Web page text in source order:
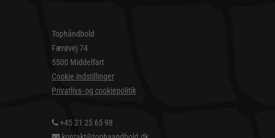
Tophåndbold
Færøvej 74
5500 Middelfart
Cookie indstillinger
Privatlivs- og cookiepolitik
+45 21 25 65 98